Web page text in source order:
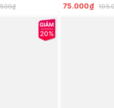
- Linh kiện
Nước, Ngoài
75.000₫
20%